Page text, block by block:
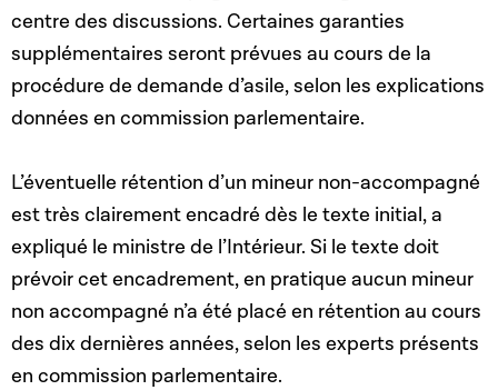
centre des discussions. Certaines garanties
supplémentaires seront prévues au cours de la
procédure de demande d’asile, selon les explications
données en commission parlementaire.
L’éventuelle rétention d’un mineur non-accompagné
est très clairement encadré dès le texte initial, a
expliqué le ministre de l’Intérieur. Si le texte doit
prévoir cet encadrement, en pratique aucun mineur
non accompagné n’a été placé en rétention au cours
des dix dernières années, selon les experts présents
en commission parlementaire.